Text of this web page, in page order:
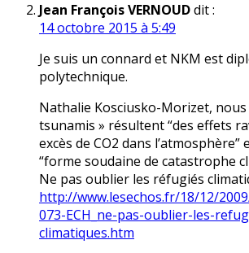
Jean François VERNOUDdit :
14 octobre 2015 à 5:49
Je suis un connard et NKM est
polytechnique.
Nathalie Kosciusko-Morizet,
tsunamis » résultent “des effets
excès de CO2 dans l’atmosphère”
“forme soudaine de catastrophe
Ne pas oublier les réfugiés
http://www.lesechos.fr/18/12/
073-ECH_ne-pas-oublier-les-
climatiques.htm